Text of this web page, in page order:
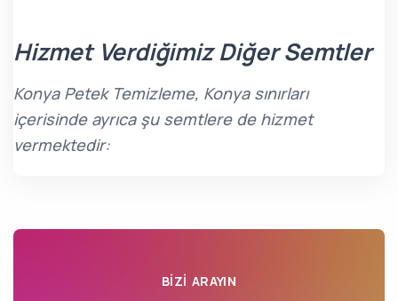
Hizmet Verdiğimiz Diğer Semtler
Konya Petek Temizleme, Konya sınırları
içerisinde ayrıca şu semtlere de hizmet
vermektedir:
BIZI ARAYIN